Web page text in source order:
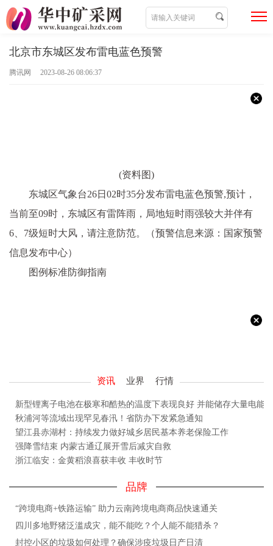
北京市东城区发布雷电蓝色预警
腾讯网 2023-08-26 08:06:37
(资料图)
东城区气象台26日02时35分发布雷电蓝色预警,预计，
当前至09时，东城区有雷阵雨，局地短时雨强较大并伴有
6、7级短时大风，请注意防范。（预警信息来源：国家预警
信息发布中心）
图例标准防御指南
资讯 业界 行情
新型锂离子电池在极寒和酷热的温度下表现良好 并能储存大量电能
秋浦河等流域出现罕见春汛！省防办下发紧急通知
望江县赤湖村：持续发力做好城乡居民基本养老保险工作
强降雪结束 内蒙古通辽展开雪后减灾自救
浙江临安：金黄稻浪喜获丰收 丰收时节
品牌
“跨境电商+铁路运输” 助力云南跨境电商商品快速通关
四川多地野猪泛滥成灾，能不能吃？个人能不能猎杀？
封控小区的垃圾如何处理？确保涉疫垃圾日产日清